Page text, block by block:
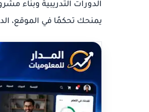
الدورات التدريبية وبناء
يمنحك تحكمًا في الموقع،